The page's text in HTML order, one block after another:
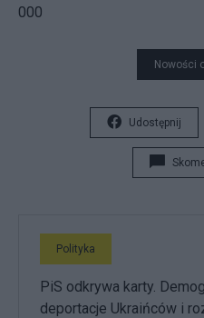
000
Nowości
Udostępnij
Polityka
PiS odkrywa karty.
deportacje Ukraińców i